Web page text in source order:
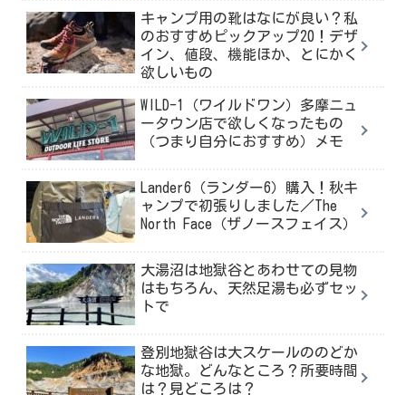
キャンプ用の靴はなにが良い？私
のおすすめピックアップ20！デザ
イン、値段、機能ほか、とにかく
欲しいもの
WILD-1（ワイルドワン）多摩ニュ
ータウン店で欲しくなったもの
（つまり自分におすすめ）メモ
Lander6（ランダー6）購入！秋キ
ャンプで初張りしました／The
North Face（ザノースフェイス）
大湯沼は地獄谷とあわせての見物
はもちろん、天然足湯も必ずセッ
トで
登別地獄谷は大スケールののどか
な地獄。どんなところ？所要時間
は？見どころは？